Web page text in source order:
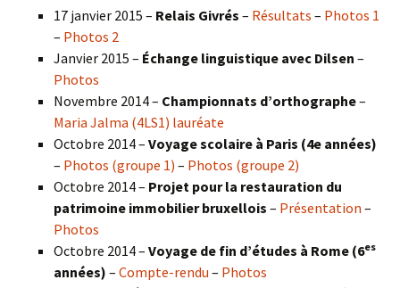
17 janvier 2015 – Relais Givrés – Résultats – Photos 1
– Photos 2
Janvier 2015 – Échange linguistique avec Dilsen –
Photos
Novembre 2014 – Championnats d’orthographe–
Maria Jalma (4LS1) lauréate
Octobre 2014 – Voyage scolaire à Paris (4e années)
– Photos (groupe 1) – Photos (groupe 2)
Octobre 2014 – Projet pour la restauration du
patrimoine immobilier bruxellois – Présentation –
Photos
Octobre 2014 – Voyage de fin d’études à Rome (6es
années) – Compte-rendu – Photos